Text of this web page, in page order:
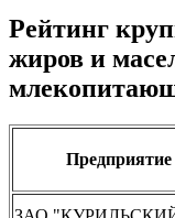
Рейтинг
жиров и
Предприятие